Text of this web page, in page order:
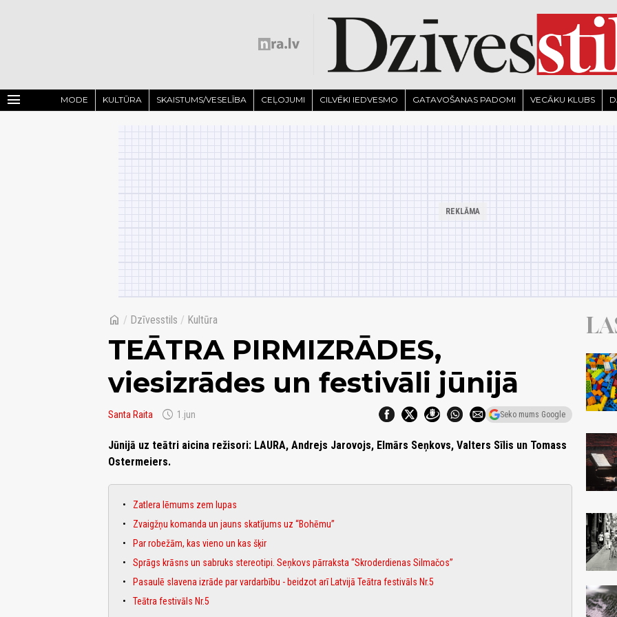
menu MODE KULTŪRA SKAISTUMS/VESELĪBA CEĻOJUMI CILVĒKI IEDVESMO GATAVOŠANAS PADOMI VECĀKU KLUBS
home / Dzīvesstils / Kultūra
TEĀTRA PIRMIZRĀDES,
viesizrādes un festivāli jūnijā
Santa Raita schedule 1.jun Seko mums Google
Jūnijā uz teātri aicina režisori: LAURA, Andrejs Jarovojs, Elmārs Seņkovs, Valters Sīlis un Tomass
Ostermeiers.
Zatlera lēmums zem lupas
Zvaigžņu komanda un jauns skatījums uz “Bohēmu”
Par robežām, kas vieno un kas šķir
Sprāgs krāsns un sabruks stereotipi. Seņkovs pārraksta “Skroderdienas Silmačos”
Pasaulē slavena izrāde par vardarbību - beidzot arī Latvijā Teātra festivāls Nr.5
Teātra festivāls Nr.5